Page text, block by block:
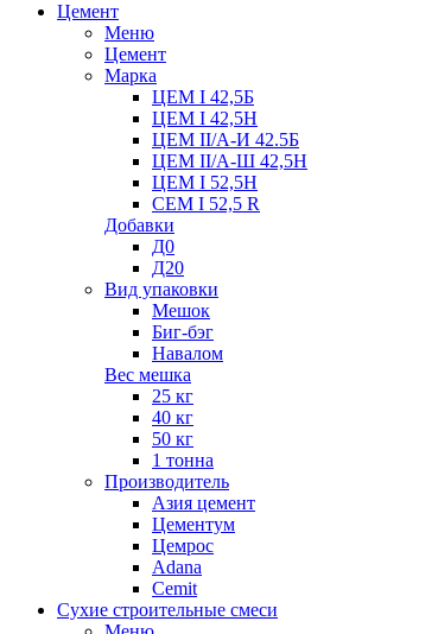
Цемент
Меню
Цемент
Марка
ЦЕМ I 42,5Б
ЦЕМ I 42,5Н
ЦЕМ II/А-И 42.5Б
ЦЕМ II/А-Ш 42,5Н
ЦЕМ I 52,5Н
CEM I 52,5 R
Добавки
Д0
Д20
Вид упаковки
Мешок
Биг-бэг
Навалом
Вес мешка
25 кг
40 кг
50 кг
1 тонна
Производитель
Азия цемент
Цементум
Цемрос
Adana
Cemit
Сухие строительные смеси